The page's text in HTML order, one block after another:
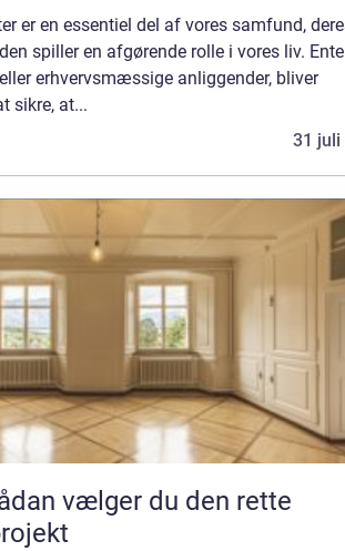
er en essentiel del af vores samfund,
spiller en afgørende rolle i vores liv.
erhvervsmæssige anliggender, bliver
sikre, at...
31 juli